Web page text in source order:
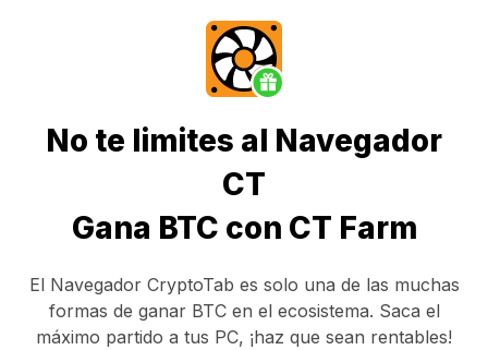
No te limites al Navegador
CT
Gana BTC con CT Farm
El Navegador CryptoTab es solo una de las muchas
formas de ganar BTC en el ecosistema. Saca el
máximo partido a tus PC, ¡haz que sean rentables!